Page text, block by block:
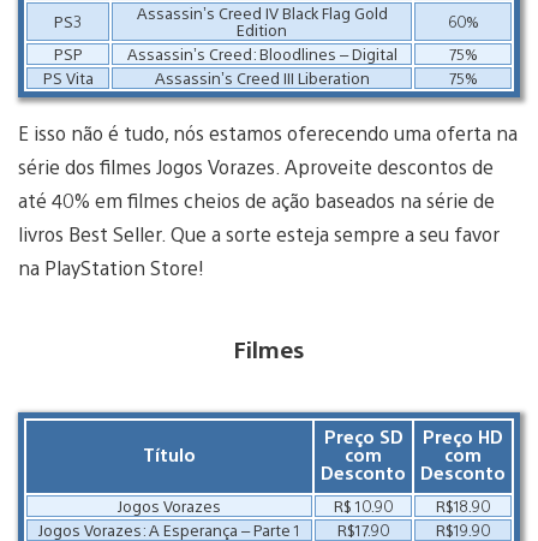
PS3
Assassin’s Creed IV Black Flag Gold
Edition
60%
PSP
Assassin’s Creed: Bloodlines – Digital
75%
PS Vita
Assassin’s Creed III Liberation 75%
E isso não é tudo, nós estamos oferecendo uma oferta na
série dos filmes Jogos Vorazes. Aproveite descontos de
até 40% em filmes cheios de ação baseados na série de
livros Best Seller. Que a sorte esteja sempre a seu favor
na PlayStation Store!
Filmes
Título
Preço SD
com
Desconto
Preço HD
com
Desconto
Jogos Vorazes R$ 10.90
R$18.90
Jogos Vorazes: A Esperança – Parte 1
R$17.90 R$19.90